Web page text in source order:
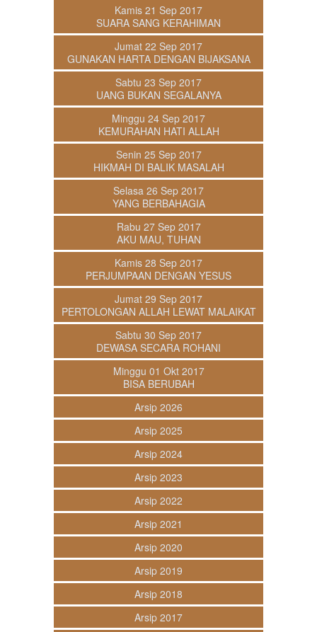
Kamis 21 Sep 2017
SUARA SANG KERAHIMAN
Jumat 22 Sep 2017
GUNAKAN HARTA DENGAN BIJAKSANA
Sabtu 23 Sep 2017
UANG BUKAN SEGALANYA
Minggu 24 Sep 2017
KEMURAHAN HATI ALLAH
Senin 25 Sep 2017
HIKMAH DI BALIK MASALAH
Selasa 26 Sep 2017
YANG BERBAHAGIA
Rabu 27 Sep 2017
AKU MAU, TUHAN
Kamis 28 Sep 2017
PERJUMPAAN DENGAN YESUS
Jumat 29 Sep 2017
PERTOLONGAN ALLAH LEWAT MALAIKAT
Sabtu 30 Sep 2017
DEWASA SECARA ROHANI
Minggu 01 Okt 2017
BISA BERUBAH
Arsip 2026
Arsip 2025
Arsip 2024
Arsip 2023
Arsip 2022
Arsip 2021
Arsip 2020
Arsip 2019
Arsip 2018
Arsip 2017